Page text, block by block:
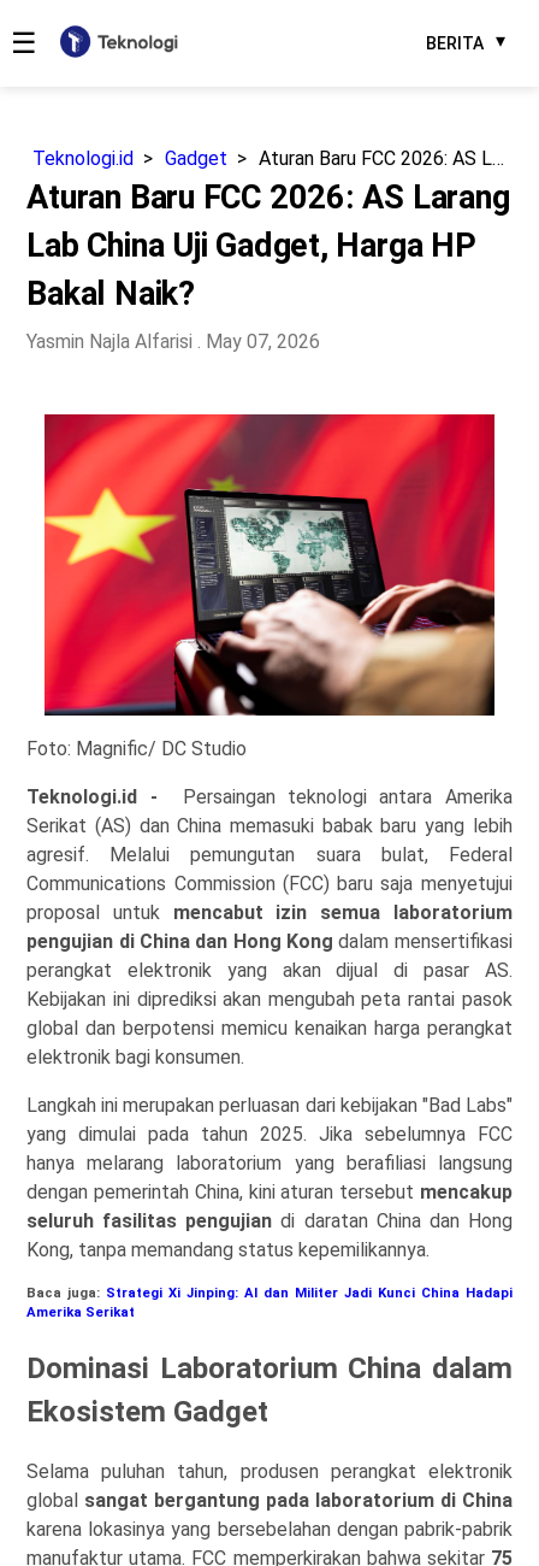
☰ BERITA
Teknologi.id Gadget Aturan Baru FCC 2026: AS Larang Lab China Uji Gadget, Harga HP Bakal Naik?
Aturan Baru FCC 2026: AS Larang
Lab China Uji Gadget, Harga HP
Bakal Naik?
Yasmin Najla Alfarisi . May 07, 2026
Foto: Magnific/ DC Studio
Teknologi.id - Persaingan teknologi antara Amerika
Serikat (AS) dan China memasuki babak baru yang lebih
agresif. Melalui pemungutan suara bulat, Federal
Communications Commission (FCC) baru saja menyetujui
proposal untuk mencabut izin semua laboratorium
pengujian di China dan Hong Kongdalam mensertifikasi
perangkat elektronik yang akan dijual di pasar AS.
Kebijakan ini diprediksi akan mengubah peta rantai pasok
global dan berpotensi memicu kenaikan harga perangkat
elektronik bagi konsumen.
Langkah ini merupakan perluasan dari kebijakan "Bad Labs"
yang dimulai pada tahun 2025. Jika sebelumnya FCC
hanya melarang laboratorium yang berafiliasi langsung
dengan pemerintah China, kini aturan tersebut mencakup
seluruh fasilitas pengujian di daratan China dan Hong
Kong, tanpa memandang status kepemilikannya.
Baca juga: Strategi Xi Jinping: AI dan Militer Jadi Kunci China Hadapi
Amerika Serikat
Dominasi Laboratorium China dalam
Ekosistem Gadget
Selama puluhan tahun, produsen perangkat elektronik
global sangat bergantung pada laboratorium di China
karena lokasinya yang bersebelahan dengan pabrik-pabrik
manufaktur utama. FCC memperkirakan bahwa sekitar 75